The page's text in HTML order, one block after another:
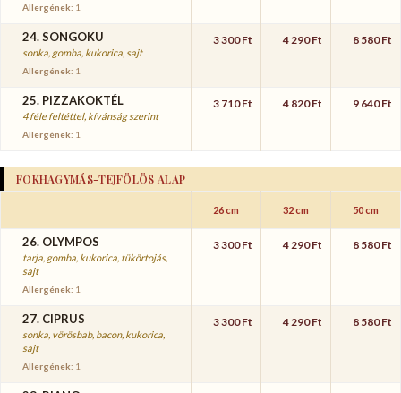
Allergének: 1
24. SONGOKU
sonka, gomba, kukorica, sajt
Allergének: 1
3 300 Ft 4 290 Ft 8 580 Ft
25. PIZZAKOKTÉL
4 féle feltéttel, kívánság szerint
Allergének: 1
3 710 Ft 4 820 Ft 9 640 Ft
FOKHAGYMÁS-TEJFÖLÖS ALAP
26 cm 32 cm 50 cm
26. OLYMPOS
tarja, gomba, kukorica, tükörtojás,
sajt
Allergének: 1
3 300 Ft 4 290 Ft 8 580 Ft
27. CIPRUS
sonka, vörösbab, bacon, kukorica,
sajt
Allergének: 1
3 300 Ft 4 290 Ft 8 580 Ft